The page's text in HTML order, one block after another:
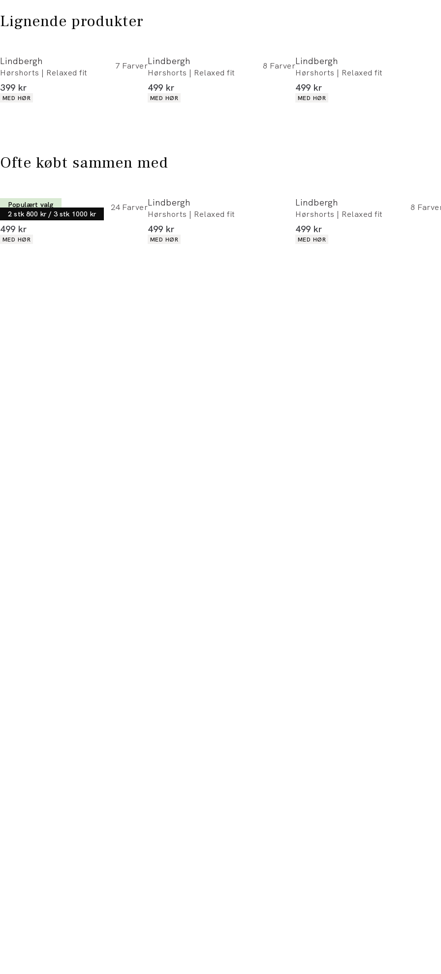
Lignende produkter
Lindbergh
Hørshorts | Relaxed fit
7 Farver
I alt (inkl. rabat)
399 kr
Produkt egenskaber
MED HØR
Lindbergh
Hørshorts | Relaxed fit
8 Farver
I alt (inkl. rabat)
499 kr
Produkt egenskaber
MED HØR
Lindbergh
Hørshorts | Relaxed fit
I alt (inkl. rabat)
499 kr
Produkt egenskaber
MED HØR
Ofte købt sammen med
Populært valg
2 stk 800 kr / 3 stk 1000 kr
Lindbergh
Hørskjorte | Relaxed fit
24 Farver
I alt (inkl. rabat)
499 kr
Produkt egenskaber
MED HØR
Lindbergh
Hørshorts | Relaxed fit
I alt (inkl. rabat)
499 kr
Produkt egenskaber
MED HØR
Lindbergh
Hørshorts | Relaxed fit
8
I alt (inkl. rabat)
499 kr
Produkt egenskaber
MED HØR